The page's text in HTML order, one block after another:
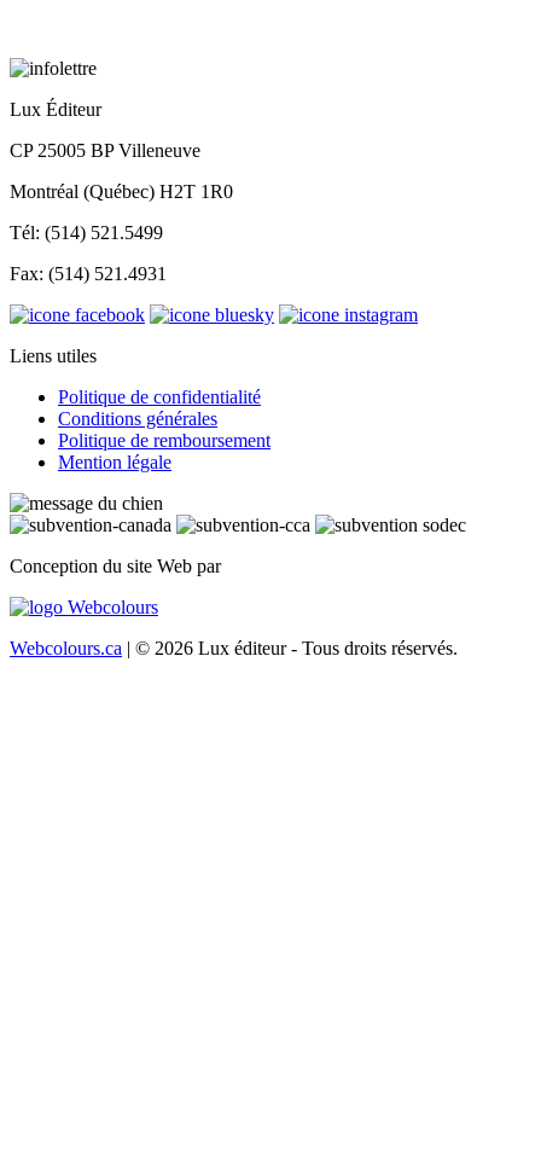
Lux Éditeur
CP 25005 BP Villeneuve
Montréal (Québec) H2T 1R0
Tél: (514) 521.5499
Fax: (514) 521.4931
Liens utiles
Politique de confidentialité
Conditions générales
Politique de remboursement
Mention légale
Conception du site Web par
Webcolours.ca | © 2026 Lux éditeur - Tous droits réservés.